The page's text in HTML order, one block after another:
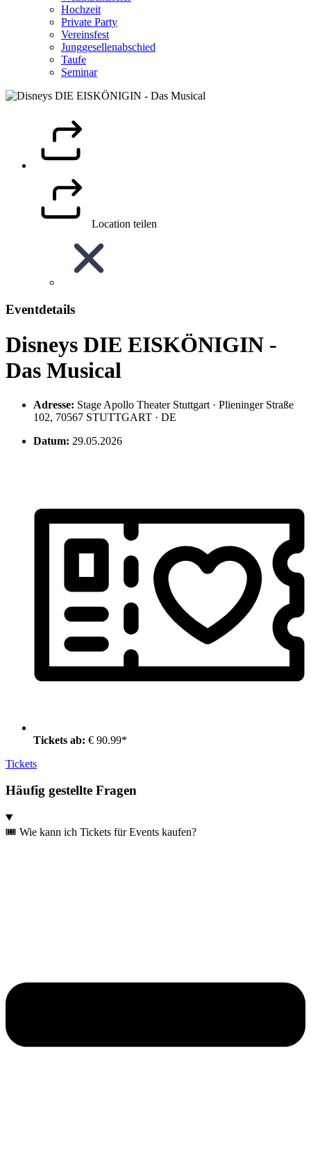
Hochzeit
Private Party
Vereinsfest
Junggesellenabschied
Taufe
Seminar
Location teilen
Eventdetails
Disneys DIE EISKÖNIGIN -
Das Musical
Adresse: Stage Apollo Theater Stuttgart · Plieninger Straße
102, 70567 STUTTGART · DE
Datum: 29.05.2026
Tickets ab: € 90.99*
Tickets
Häufig gestellte Fragen
🎟️ Wie kann ich Tickets für Events kaufen?